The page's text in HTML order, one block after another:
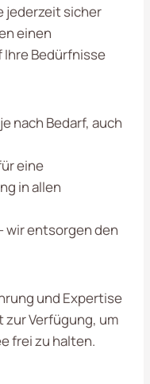
jederzeit sicher
einen
Ihre Bedürfnisse
nach Bedarf, auch
eine
in allen
wir entsorgen den
und Expertise
zur Verfügung, um
frei zu halten.